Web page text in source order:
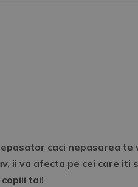
caci nepasarea te
ii va afecta pe cei care iti
tai!